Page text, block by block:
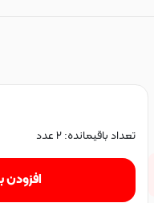
تعداد باقیمانده: ۲عدد
افزودن